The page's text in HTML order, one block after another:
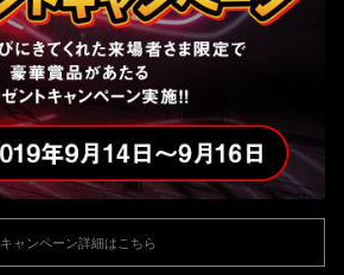
キャンペーン詳細はこちら